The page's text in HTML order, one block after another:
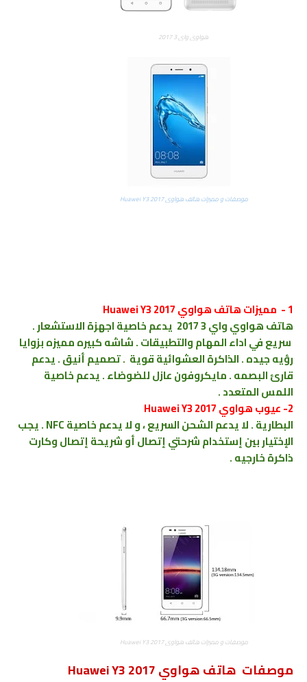
هواوي واي 3 2017
موصفات و مميزات هاتف هواوي Huawei Y3 2017
1 - مميزات هاتف هواوي Huawei Y3 2017
هاتف هواوي واي 3 2017 يدعم خاصية اجهزة الاستشعار .
سريع في اداء المهام والتطبيقات . شاشه كبيره مميزه بزوايا
رؤيه جيده . الذاكرة العشوائية قوية . تصميم أنيق . يدعم
قارئ البصمه . مايكروفون عازل للضوضاء . يدعم خاصية
اللمس المتعدد .
2- عيوب هواوي Huawei Y3 2017
البطارية . لا يدعم الشحن السريع ، و لا يدعم خاصية NFC . يجب
الإختيار بين إستخدام شرحتي إتصال أو شريحة إتصال وكارت
ذاكرة خارجيه .
موصفات و مميزات هاتف هواوي Huawei Y3 2017
موصفات هاتف هواوي Huawei Y3 2017